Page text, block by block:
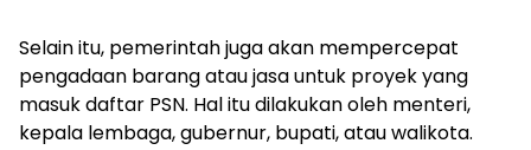
Selain itu, pemerintah juga akan mempercepat
pengadaan barang atau jasa untuk proyek yang
masuk daftar PSN. Hal itu dilakukan oleh menteri,
kepala lembaga, gubernur, bupati, atau walikota.